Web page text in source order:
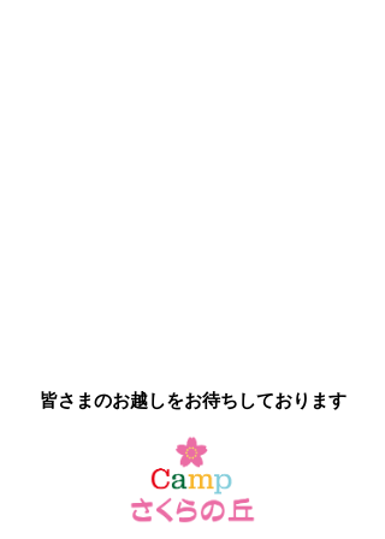
皆さまのお越しをお待ちしております